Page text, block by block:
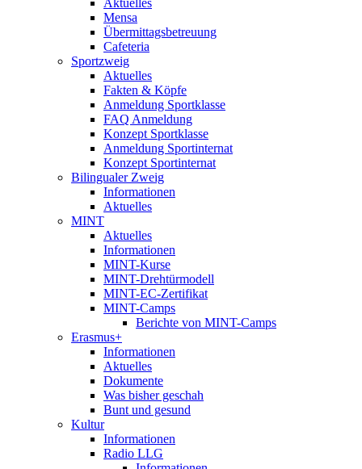
Aktuelles
Mensa
Übermittagsbetreuung
Cafeteria
Sportzweig
Aktuelles
Fakten & Köpfe
Anmeldung Sportklasse
FAQ Anmeldung
Konzept Sportklasse
Anmeldung Sportinternat
Konzept Sportinternat
Bilingualer Zweig
Informationen
Aktuelles
MINT
Aktuelles
Informationen
MINT-Kurse
MINT-Drehtürmodell
MINT-EC-Zertifikat
MINT-Camps
Berichte von MINT-Camps
Erasmus+
Informationen
Aktuelles
Dokumente
Was bisher geschah
Bunt und gesund
Kultur
Informationen
Radio LLG